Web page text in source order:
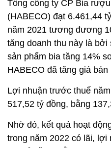
Tổng công ty CP Bia
(HABECO) đạt 6.461,44
năm 2021 tương đương
tăng doanh thu này là
sản phẩm bia tăng 14%
HABECO đã tăng giá
Lợi nhuận trước thuế
517,52 tỷ đồng, bằng
Nhờ đó, kết quả hoạt
trong năm 2022 có lãi, lợi